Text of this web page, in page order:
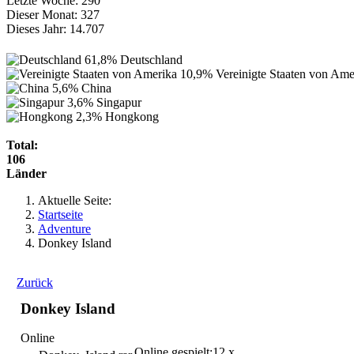
Dieser Monat: 327
Dieses Jahr: 14.707
61,8% Deutschland
10,9% Vereinigte Staaten von
5,6% China
3,6% Singapur
2,3% Hongkong
Total:
106
Länder
Aktuelle Seite:
Startseite
Adventure
Donkey Island
Zurück
Donkey Island
Online